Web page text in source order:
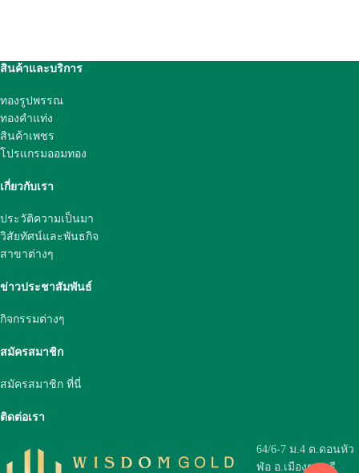
สินค้าและบริการ
ทองรูปพรรณ
ทองคำแท่ง
สินค้าเพชร
โปรแกรมออมทอง
เกี่ยวกับเรา
ประวัติความเป็นมา
วิสัยทัศน์และพันธกิจ
สาขาต่างๆ
ข่าวประชาสัมพันธ์
กิจกรรมต่างๆ
สมัครสมาชิก
สมัครสมาชิก ที่นี่
ติดต่อเรา
64/6-7 ม.4 ต.ดอนหัว
ฬ่อ อ.เมืองชลบุรี